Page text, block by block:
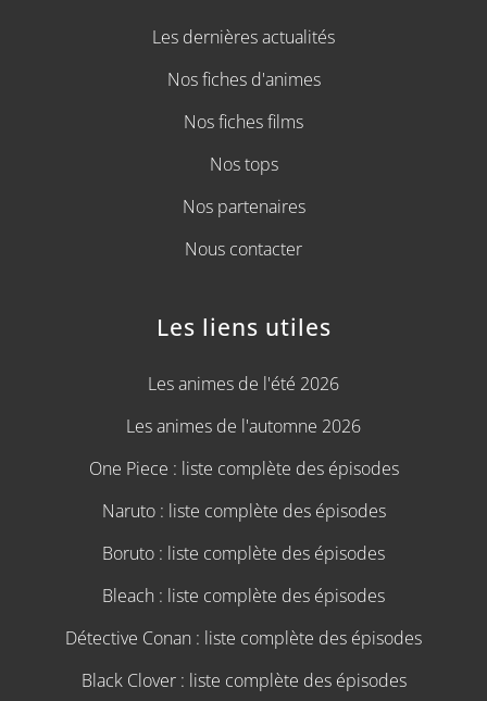
Les dernières actualités
Nos fiches d'animes
Nos fiches films
Nos tops
Nos partenaires
Nous contacter
Les liens utiles
Les animes de l'été 2026
Les animes de l'automne 2026
One Piece : liste complète des épisodes
Naruto : liste complète des épisodes
Boruto : liste complète des épisodes
Bleach : liste complète des épisodes
Détective Conan : liste complète des épisodes
Black Clover : liste complète des épisodes